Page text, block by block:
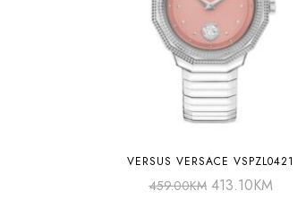
VERSUS VERSACE VSPZL0421
459.00KM 413.10KM